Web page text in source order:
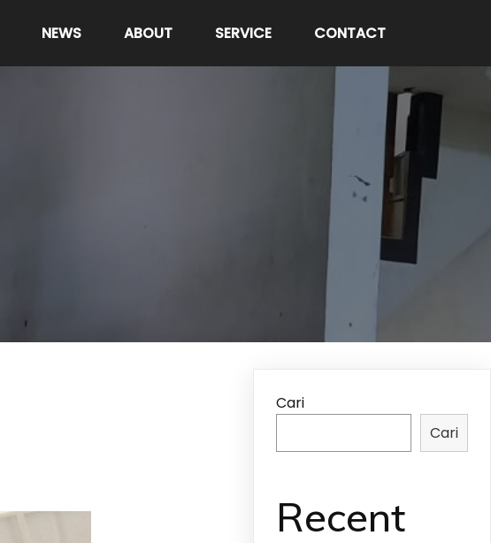
NEWS ABOUT SERVICE CONTACT
Cari
Cari
Recent